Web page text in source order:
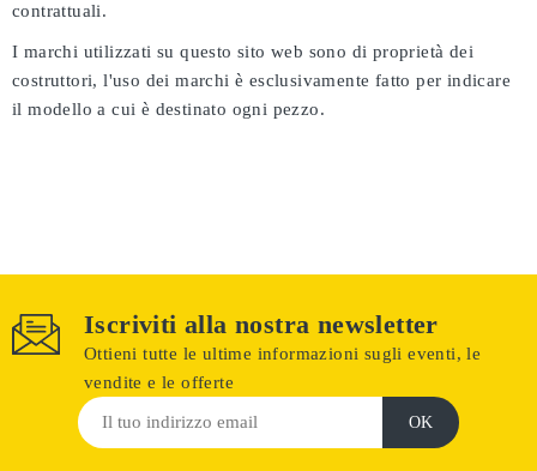
contrattuali.
I marchi utilizzati su questo sito web sono di proprietà dei
costruttori, l'uso dei marchi è esclusivamente fatto per indicare
il modello a cui è destinato ogni pezzo.
Iscriviti alla nostra newsletter
Ottieni tutte le ultime informazioni sugli eventi, le
vendite e le offerte